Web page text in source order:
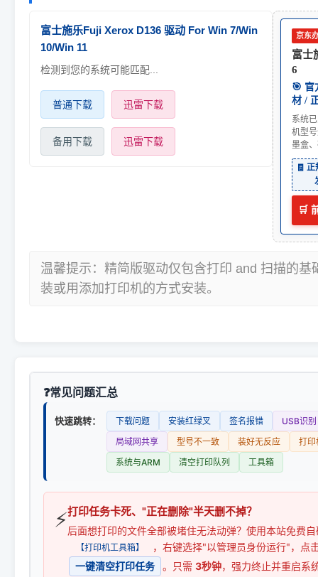
富士施乐Fuji Xerox D136 驱动 For Win 7/Win
10/Win 11
检测到您的系统可能匹配...
普通下载 迅雷下载
备用下载 迅雷下载
京东
富士
6
🎯 官
材 /
系统
机型
墨盒
🧾
🛒
温馨提示：精简版驱动仅包含打印 and 扫描的基
装或用添加打印机的方式安装。
常见问题汇总
快速跳转： 下载问题 安装红绿叉 签名报错
USB识别
局域网共享
型号不一致 装好无反应
打印
系统与ARM
清空打印队列 工具箱
⚡打印任务卡死、"正在删除"半天删不掉？
后面想打印的文件全部被堵住无法动弹？使用本站免费
【打印机工具箱】
，右键选择"以管理员身份运行"，点
一键清空打印任务
。只需 3秒钟，强力终止并重启系